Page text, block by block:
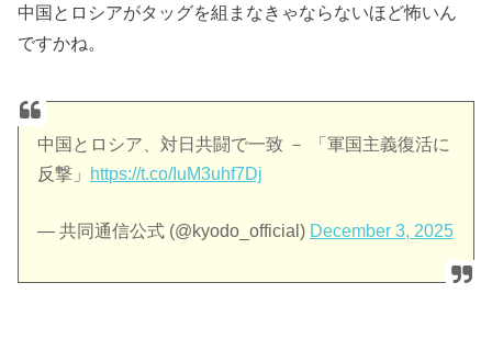
中国とロシアがタッグを組まなきゃならないほど怖いん
ですかね。
中国とロシア、対日共闘で一致 － 「軍国主義復活に
反撃」
https://t.co/IuM3uhf7Dj
— 共同通信公式 (@kyodo_official) December 3, 2025